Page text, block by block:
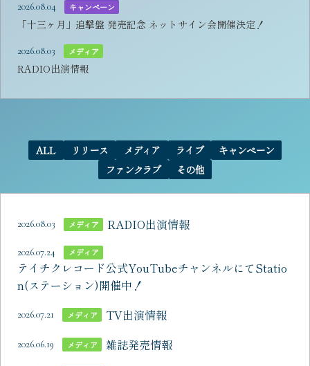
2026.08.04 キャンペーン
「十三ヶ月」追撃盤 発売記念 ネットサイン会開催決定！
2026.08.03 メディア
RADIO出演情報
ALL リリース メディア ライブ
キャンペーン
ファンクラブ
その他
2026.08.03 メディア RADIO出演情報
2026.07.24 メディア
テイチクレコード公式YouTubeチャンネルにてStatio
n(ステーション)開催中！
2026.07.21 メディア TV出演情報
2026.06.19 メディア 雑誌発売情報